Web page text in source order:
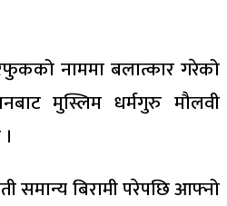
नाममा बलात्कार गरेको
मुस्लिम धर्मगुरु मौलवी
समान्य बिरामी परेपछि आफ्नो